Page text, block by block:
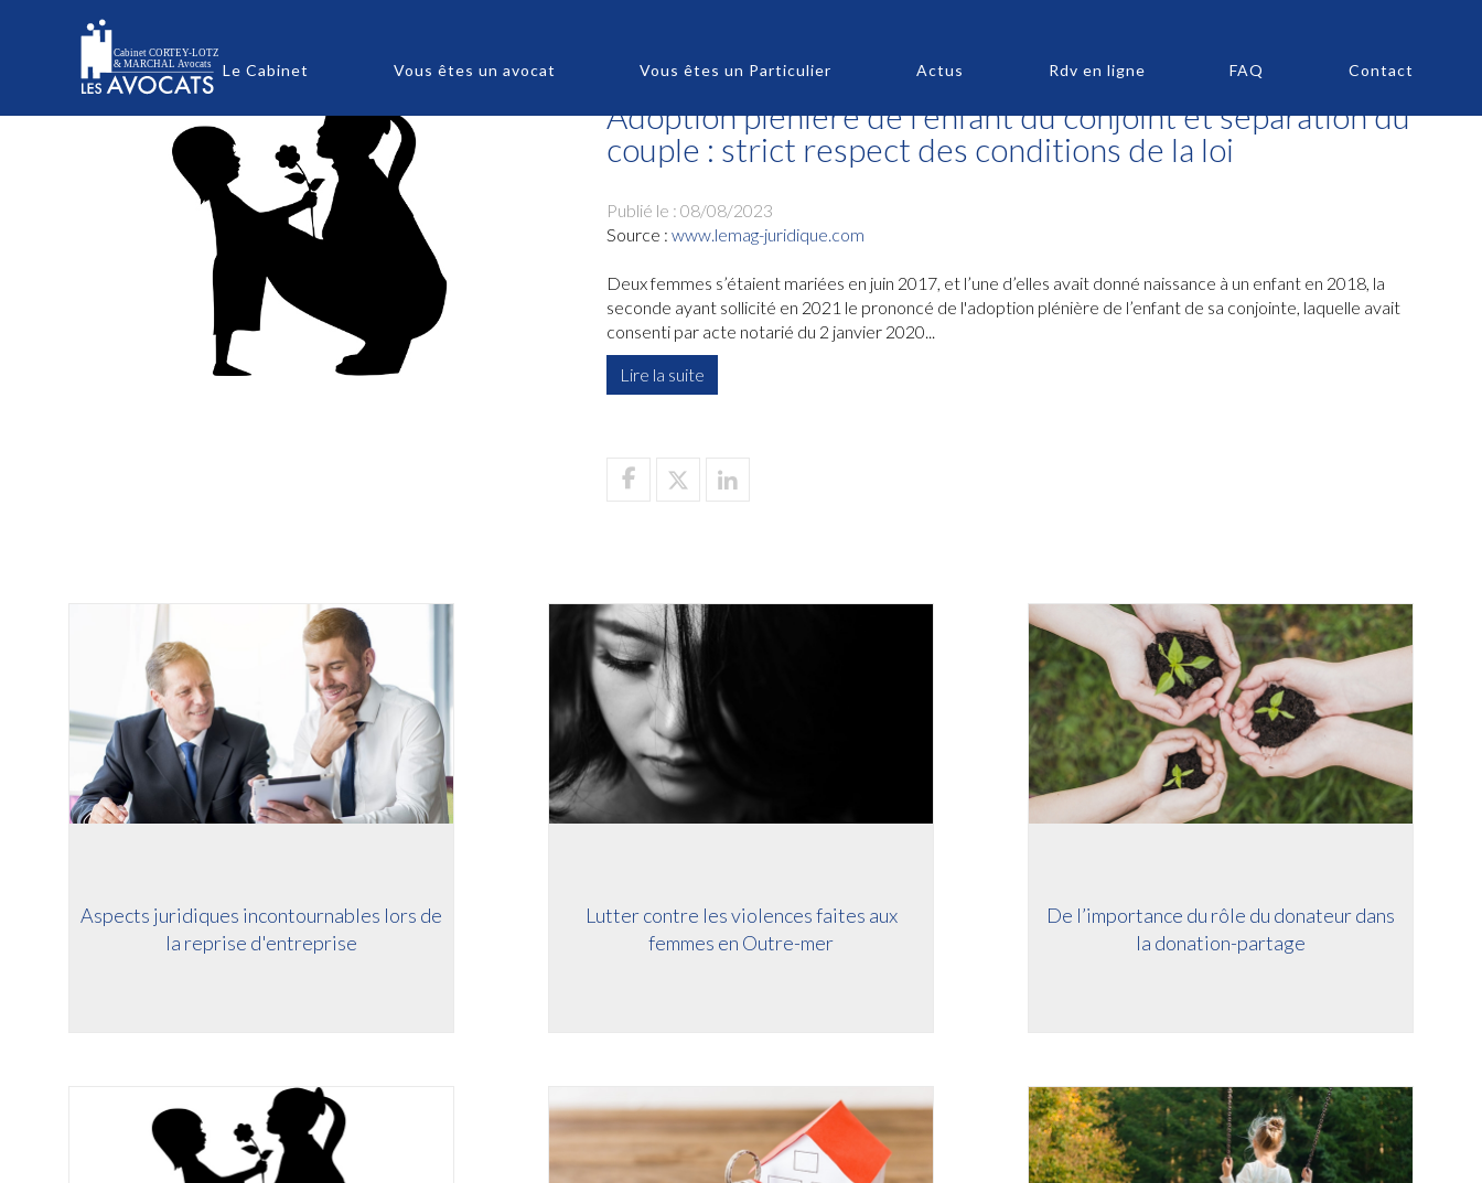
Le Cabinet Vous êtes un avocat Vous êtes un Particulier Actus Rdv en ligne FAQ Contact
Adoption plénière de l’enfant du conjoint et séparation du
couple : strict respect des conditions de la loi
Publié le : 08/08/2023
Source : www.lemag-juridique.com
Deux femmes s’étaient mariées en juin 2017, et l’une d’elles avait donné naissance à un enfant en 2018, la
seconde ayant sollicité en 2021 le prononcé de l'adoption plénière de l’enfant de sa conjointe, laquelle avait
consenti par acte notarié du 2 janvier 2020...
Lire la suite
Aspects juridiques incontournables lors de
la reprise d'entreprise
Lutter contre les violences faites aux
femmes en Outre-mer
De l’importance du rôle du donateur dans
la donation-partage